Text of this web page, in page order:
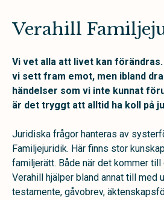
Verahill
Vi vet alla att livet kan
vi sett fram emot, men ibland
händelser som vi inte kunnat
är det tryggt att alltid ha koll på
Juridiska frågor hanteras av
Familjejuridik. Här finns stor
familjerätt. Både när det kommer till
Verahill hjälper bland annat till med
testamente, gåvobrev,